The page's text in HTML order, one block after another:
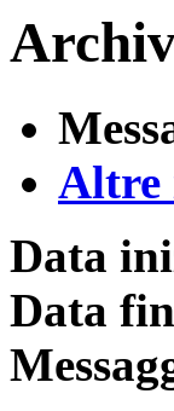
Altre
Data
Data